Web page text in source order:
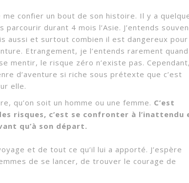
me confier un bout de son histoire. Il y a
durant 4 mois l’Asie. J’entends
aussi et surtout combien il est dangereux pour
Etrangement, je l’entends rarement
mentir, le risque zéro n’existe pas.
d’aventure si riche sous prétexte que c’est
elle.
qu’on soit un homme ou une femme. C’est
risques, c’est se confronter à l’inattendu
qu’à son départ.
et de tout ce qu’il lui a apporté. J’espère
de se lancer, de trouver le courage de